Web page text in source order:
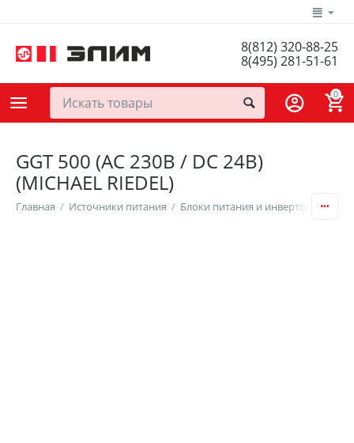
8(812) 320-88-25
8(495) 281-51-61
0
GGT 500 (AC 230В / DC 24В)
(MICHAEL RIEDEL)
Главная / Источники питания / Блоки питания и инверторы /